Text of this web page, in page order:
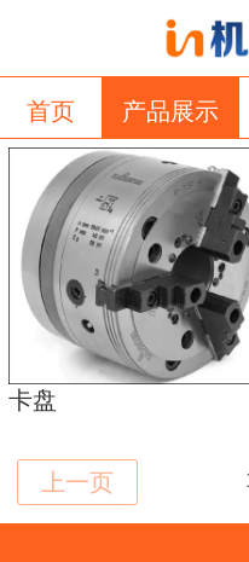
首页 产品展示
关于我们 留言板
卡盘